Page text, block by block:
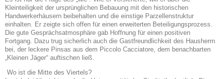
Kleinteiligkeit der ursprünglichen Bebauung mit den historischen
Handwerkerhäusern beibehalten und die einstige Parzellenstruktur
einhalten. Er zeigte sich offen für einen erweiterten Beteiligungsprozess.
Die gute Gesprächsatmosphäre gab Hoffnung für einen positiven
Fortgang. Dazu trug sicherlich auch die Gastfreundlichkeit des Hausherrn
bei, der leckere Pinsas aus dem Piccolo Cacciatore, dem benachbarten
„Kleinen Jäger“ auftischen ließ.
Wo ist die Mitte des Viertels?